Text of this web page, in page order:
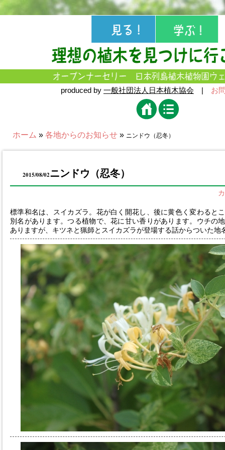
produced by 一般社団法人日本植木協会 | お
ホーム » 各地からのお知らせ » ニンドウ（忍冬）
2015/08/02ニンドウ（忍冬）
標準和名は、スイカズラ。花が白く開花し、後に黄色く変わると
別名があります。つる植物で、花に甘い香りがあります。ウチの
ありますが、キツネと猟師とスイカズラが登場する話からついた地